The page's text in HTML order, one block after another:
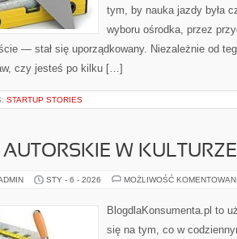
tym, by nauka jazdy była
wyboru ośrodka, przez
— stał się uporządkowany. Niezależnie od
czy jesteś po kilku […]
STARTUP STORIES
AUTORSKIE W
STY - 6 - 2026 MOŻLIWOŚĆ
BlogdlaKonsumenta.pl to
się na tym, co w